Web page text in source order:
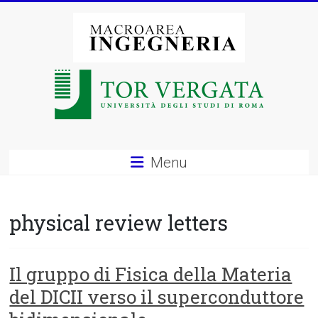
Macroarea
degli
di
Roma
Menu
physical review letters
Il gruppo di Fisica della Materia
del DICII verso il superconduttore